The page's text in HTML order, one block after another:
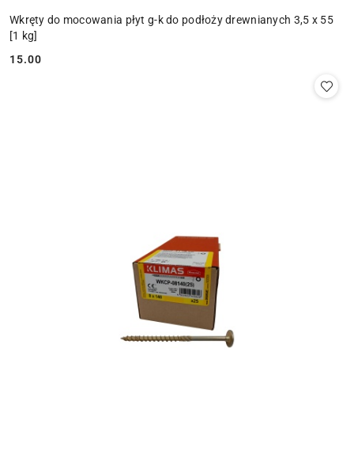
Wkręty do mocowania płyt g-k do podłoży drewnianych 3,5 x 55
[1 kg]
Cena:
15.00